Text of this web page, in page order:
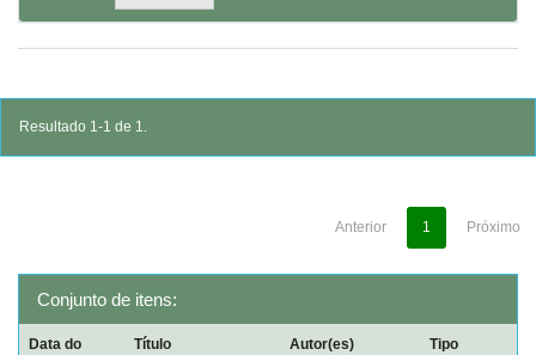
Resultado 1-1 de 1.
Anterior 1 Próximo
Conjunto de itens:
Data do
Título Autor(es) Tipo